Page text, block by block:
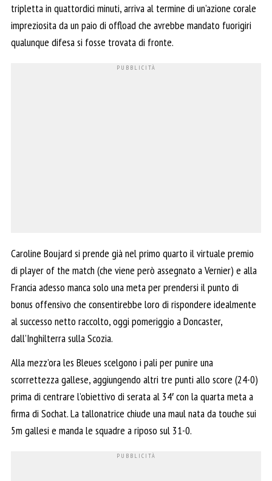
tripletta in quattordici minuti, arriva al termine di un’azione corale
impreziosita da un paio di offload che avrebbe mandato fuorigiri
qualunque difesa si fosse trovata di fronte.
Caroline Boujard si prende già nel primo quarto il virtuale premio
di player of the match (che viene però assegnato a Vernier) e alla
Francia adesso manca solo una meta per prendersi il punto di
bonus offensivo che consentirebbe loro di rispondere idealmente
al successo netto raccolto, oggi pomeriggio a Doncaster,
dall’Inghilterra sulla Scozia.
Alla mezz’ora les Bleues scelgono i pali per punire una
scorrettezza gallese, aggiungendo altri tre punti allo score (24-0)
prima di centrare l’obiettivo di serata al 34′ con la quarta meta a
firma di Sochat. La tallonatrice chiude una maul nata da touche sui
5m gallesi e manda le squadre a riposo sul 31-0.